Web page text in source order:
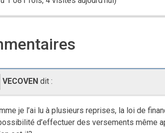
VECOVEN dit :
je l’ai lu à plusieurs reprises, la loi de
d’effectuer des versements même